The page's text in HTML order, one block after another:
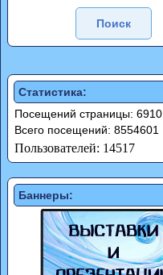
Статистика:
Посещений страницы: 6910
Всего посещений: 8554601
Пользователей: 14517
Баннеры: